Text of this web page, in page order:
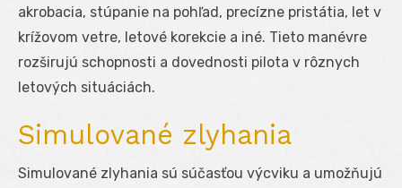
akrobacia, stúpanie na pohľad, precízne pristátia, let v
krížovom vetre, letové korekcie a iné. Tieto manévre
rozširujú schopnosti a dovednosti pilota v rôznych
letových situáciách.
Simulované zlyhania
Simulované zlyhania sú súčasťou výcviku a umožňujú